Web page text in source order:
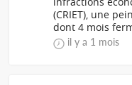
(CRIET), une
dont 4 mois
il y a 1 mois